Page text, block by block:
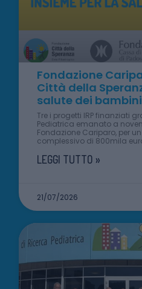
Fondazione
Città della
salute dei
Tre i progetti IRP finanziati
Pediatrica emanato a
Fondazione Cariparo, per
complessivo di 800mila
LEGGI TUTTO »
21/07/2026